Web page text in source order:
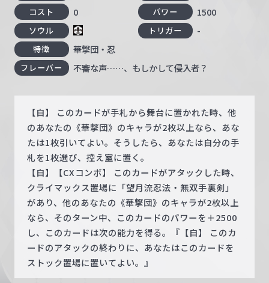
コスト 0 パワー 1500
ソウル トリガー -
特徴 華撃団・忍
フレーバー 不審な声……、もしかして侵入者？
【自】 このカードが手札から舞台に置かれた時、他
のあなたの《華撃団》のキャラが2枚以上なら、あな
たは1枚引いてよい。そうしたら、あなたは自分の手
札を1枚選び、控え室に置く。
【自】【CXコンボ】 このカードがアタックした時、
クライマックス置場に「望月流忍法・無双手裏剣」
があり、他のあなたの《華撃団》のキャラが2枚以上
なら、そのターン中、このカードのパワーを＋2500
し、このカードは次の能力を得る。『【自】 このカ
ードのアタックの終わりに、あなたはこのカードを
ストック置場に置いてよい。』